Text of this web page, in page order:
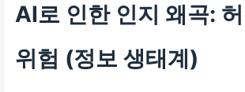
AI로 인한 인지 왜곡:
위험 (정보 생태계)